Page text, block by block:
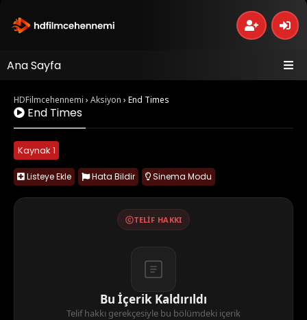
Ana Sayfa
HDFilmcehennemi › Aksiyon › End Times
End Times
Kaynak 1
Listeye Ekle Hata Bildir Sinema Modu
TELIF HAKKI
Bu İçerik Kaldırıldı
Telif hakkı gerekçesiyle bu bölümdeki içerik